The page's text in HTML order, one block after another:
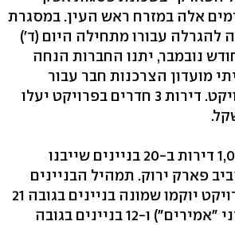
אלה במזרח ראש העין. במסגרת
עבורו מתחילה היום (ד')
נובמבר, יתנו החברות הנחה
12% לעמיתי מועדון הצרכנות חבר עבור
רכישת דירות בפרויקט. דירות 3 חדרים בפרויקט יעלו
הפרויקט יכלול 1,036 דירות ב-20 בניינים שייבנו
פארק ירוק. תמהיל הבניינים
והדירות מגוון: בפרויקט יוקמו שמונה בניינים בגובה 21
קומות (שיכונו בנייני "אמירים") ו-12 בניינים בגובה